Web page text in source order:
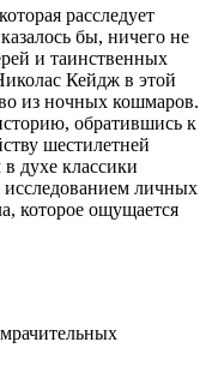
расследует
бы, ничего не
и таинственных
Кейдж в этой
из ночных кошмаров.
обратившись к
шестилетней
духе классики
исследованием личных
которое ощущается